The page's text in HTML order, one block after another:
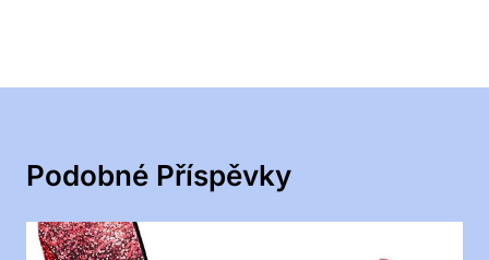
Podobné Příspěvky